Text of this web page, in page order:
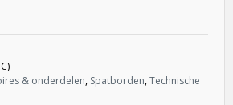
& onderdelen Spatborden Technische